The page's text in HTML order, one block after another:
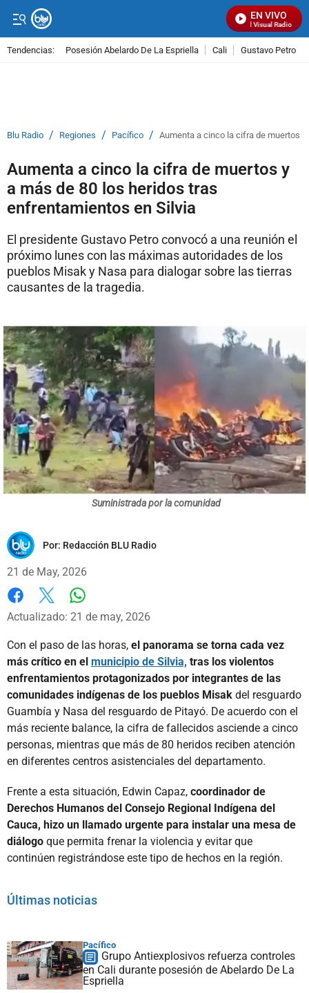
EN VIVO
Señal Visual Radio
Tendencias: Posesión Abelardo De La Espriella Cali Gustavo Petro
Blu Radio / Regiones / Pacífico / Aumenta a cinco la cifra de muertos
Aumenta a cinco la cifra de muertos y
a más de 80 los heridos tras
enfrentamientos en Silvia
El presidente Gustavo Petro convocó a una reunión el
próximo lunes con las máximas autoridades de los
pueblos Misak y Nasa para dialogar sobre las tierras
causantes de la tragedia.
Suministrada por la comunidad
Por: Redacción BLU Radio
21 de May, 2026
Facebook
X
Actualizado: 21 de may, 2026
Con el paso de las horas, el panorama se torna cada vez
más crítico en el municipio de Silvia, tras los violentos
enfrentamientos protagonizados por integrantes de las
comunidades indígenas de los pueblos Misak del resguardo
Guambía y Nasa del resguardo de Pitayó. De acuerdo con el
más reciente balance, la cifra de fallecidos asciende a cinco
personas, mientras que más de 80 heridos reciben atención
en diferentes centros asistenciales del departamento.
Frente a esta situación, Edwin Capaz, coordinador de
Derechos Humanos del Consejo Regional Indígena del
Cauca, hizo un llamado urgente para instalar una mesa de
diálogo que permita frenar la violencia y evitar que
continúen registrándose este tipo de hechos en la región.
Últimas noticias
Pacífico
Grupo Antiexplosivos refuerza controles
en Cali durante posesión de Abelardo De La
Espriella